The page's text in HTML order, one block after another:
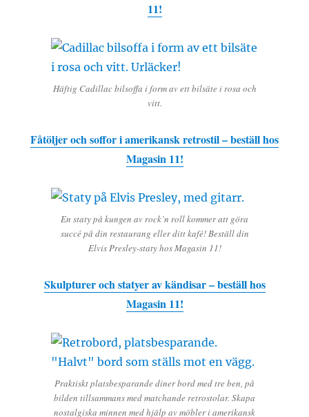
11!
Häftig Cadillac bilsoffa i form av ett bilsäte i rosa och
vitt.
Fåtöljer och soffor i amerikansk retrostil – beställ hos
Magasin 11!
En staty på kungen av rock’n roll kommer att göra
succé på din restaurang eller ditt kafé! Beställ din
Elvis Presley-staty hos Magasin 11!
Skulpturer och statyer av kändisar – beställ hos
Magasin 11!
Praktiskt platsbesparande diner bord med tre ben, på
bilden tillsammans med matchande retrostolar. Skapa
nostalgiska minnen med hjälp av möbler i amerikansk